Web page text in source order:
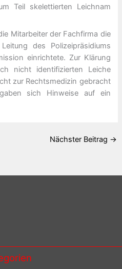
Teil skelettierten Leichnam
Mitarbeiter der Fachfirma die
des Polizeipräsidiums
einrichtete. Zur Klärung
nicht identifizierten Leiche
zur Rechtsmedizin gebracht
sich Hinweise auf ein
Nächster Beitrag →